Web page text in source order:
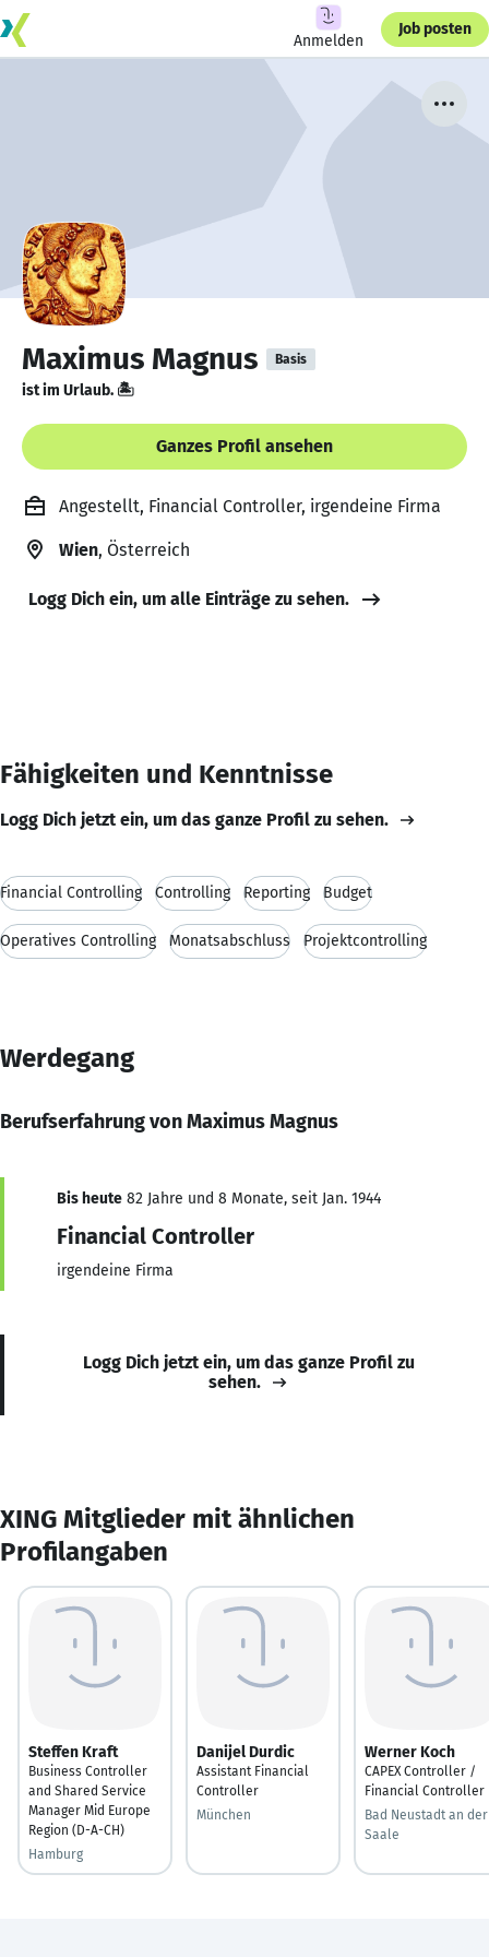
Anmelden
Job posten
Maximus Magnus Basis
ist im Urlaub. 🏝️
Ganzes Profil ansehen
Angestellt, Financial Controller, irgendeine Firma
Wien, Österreich
Logg Dich ein, um alle Einträge zu sehen.
Fähigkeiten und Kenntnisse
Logg Dich jetzt ein, um das ganze Profil zu sehen.
Financial Controlling Controlling Reporting Budget
Operatives Controlling Monatsabschluss Projektcontrolling
Werdegang
Berufserfahrung von Maximus Magnus
Bis heute 82 Jahre und 8 Monate, seit Jan. 1944
Financial Controller
irgendeine Firma
Logg Dich jetzt ein, um das ganze Profil zu
sehen.
XING Mitglieder mit ähnlichen
Profilangaben
Steffen Kraft
Business Controller
and Shared Service
Manager Mid Europe
Region (D-A-CH)
Hamburg
Danijel Durdic
Assistant Financial
Controller
München
Werner Koch
CAPEX Controller /
Financial Controller
Bad Neustadt an der
Saale